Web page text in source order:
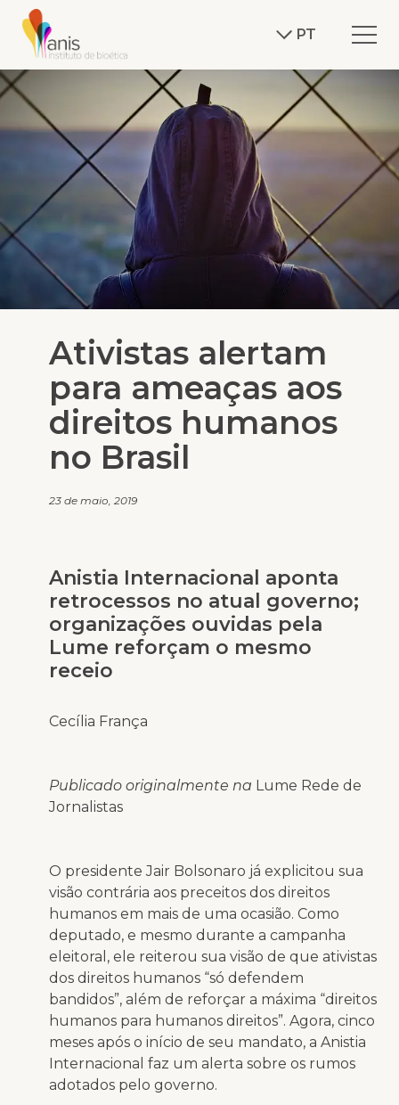
PT
Ativistas alertam
para ameaças aos
direitos humanos
no Brasil
23 de maio, 2019
Anistia Internacional aponta
retrocessos no atual governo;
organizações ouvidas pela
Lume reforçam o mesmo
receio
Cecília França
Publicado originalmente na Lume Rede de
Jornalistas
O presidente Jair Bolsonaro já explicitou sua
visão contrária aos preceitos dos direitos
humanos em mais de uma ocasião. Como
deputado, e mesmo durante a campanha
eleitoral, ele reiterou sua visão de que ativistas
dos direitos humanos “só defendem
bandidos”, além de reforçar a máxima “direitos
humanos para humanos direitos”. Agora, cinco
meses após o início de seu mandato, a Anistia
Internacional faz um alerta sobre os rumos
adotados pelo governo.